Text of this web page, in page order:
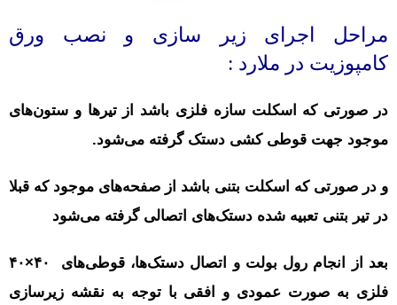
مراحل اجرای زیر سازی و نصب ورق
کامپوزیت در ملارد :
در صورتی که اسکلت سازه فلزی باشد از تیرها و ستون‌های
موجود جهت قوطی کشی دستک گرفته می‌شود.
و در صورتی که اسکلت بتنی باشد از صفحه‌های موجود که قبلا
در تیر بتنی تعبیه شده دستک‌های اتصالی گرفته می‌شود
بعد از انجام رول بولت و اتصال دستک‌ها، قوطی‌های ۴۰×۴۰
فلزی به صورت عمودی و افقی با توجه به نقشه زیرسازی